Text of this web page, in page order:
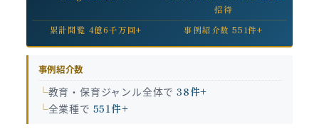
招待
累計閲覧 4億6千万回+
事例紹介数 551件+
事例紹介数
教育・保育ジャンル全体で38件+
全業種で 551件+